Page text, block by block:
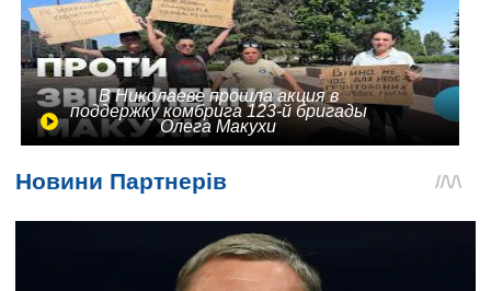
В Николаеве прошла акция в
поддержку комбрига 123-й бригады
Олега Макухи